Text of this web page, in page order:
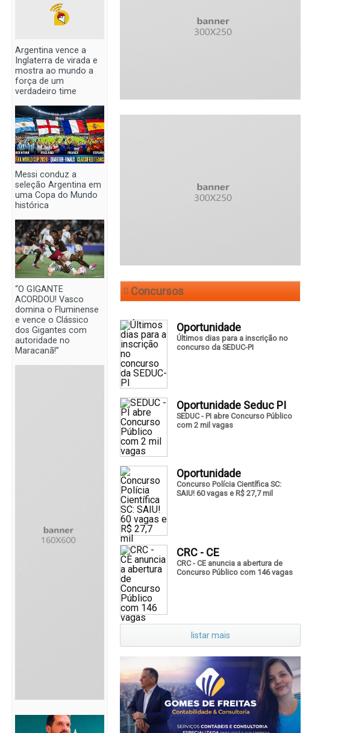
Argentina vence a
Inglaterra de virada e
mostra ao mundo a
força de um
verdadeiro time
Messi conduz a
seleção Argentina em
uma Copa do Mundo
histórica
“O GIGANTE
ACORDOU! Vasco
domina o Fluminense
e vence o Clássico
dos Gigantes com
autoridade no
Maracanã!”
Concursos
Oportunidade
Últimos dias para a inscrição no
concurso da SEDUC-PI
Oportunidade Seduc PI
SEDUC - PI abre Concurso Público
com 2 mil vagas
Oportunidade
Concurso Polícia Científica SC:
SAIU! 60 vagas e R$ 27,7 mil
CRC - CE
CRC - CE anuncia a abertura de
Concurso Público com 146 vagas
listar mais